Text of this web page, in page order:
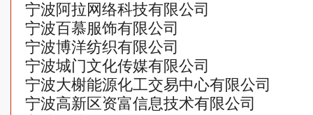
宁波阿拉网络科技有限公司
宁波百慕服饰有限公司
宁波博洋纺织有限公司
宁波城门文化传媒有限公司
宁波大榭能源化工交易中心有限公司
宁波高新区资富信息技术有限公司